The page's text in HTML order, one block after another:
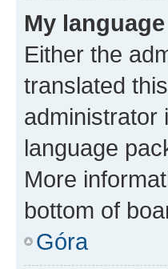
My
Either the
translated
administrator
language
More
bottom of
Góra